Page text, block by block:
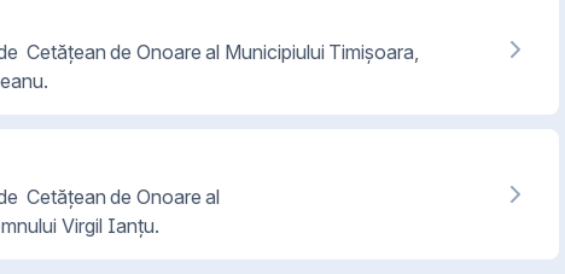
Cetățean de Onoare al Municipiului Timișoara,
Cetățean de Onoare al
Virgil Ianţu.